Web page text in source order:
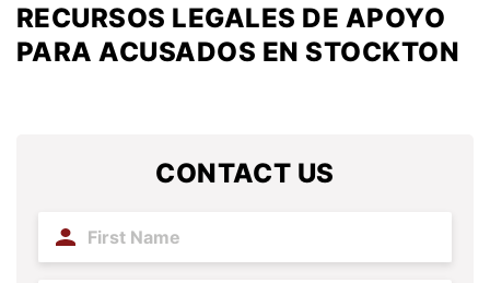
RECURSOS LEGALES DE APOYO
PARA ACUSADOS EN STOCKTON
CONTACT US
First
Name